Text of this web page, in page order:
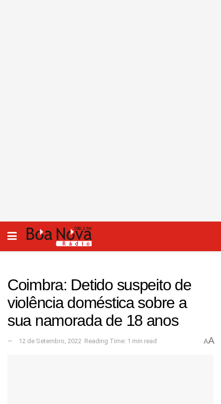
Coimbra: Detido suspeito de
violência doméstica sobre a
sua namorada de 18 anos
12 de Setembro, 2022 Reading Time: 1 min read AA